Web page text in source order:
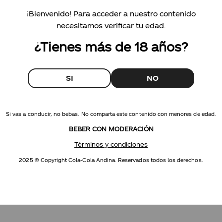
¡Bienvenido! Para acceder a nuestro contenido
necesitamos verificar tu edad.
¿Tienes más de 18 años?
SI NO
Si vas a conducir, no bebas. No comparta este contenido con menores de edad.
BEBER CON MODERACIÓN
Términos y condiciones
2025 © Copyright Cola-Cola Andina. Reservados todos los derechos.
Coca-Cola sin
Sprite lima limón
RF
Información nutricional